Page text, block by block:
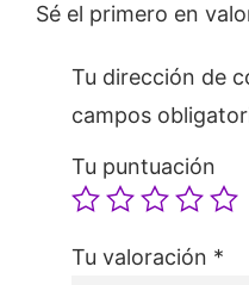
Sé el primero en
Tu dirección de
campos
Tu puntuación
Tu valoración *